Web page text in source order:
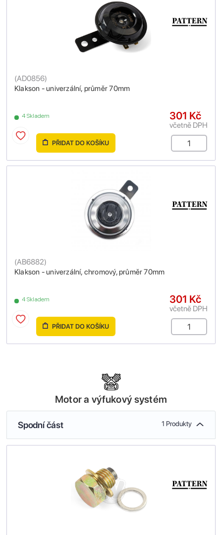
Klakson - univerzální, průměr 70mm
(AD0856)
4 Skladem 301 Kč
včetně DPH
PŘIDAT DO KOŠÍKU
Klakson - univerzální, chromový, průměr 70mm
(AB6882)
4 Skladem 301 Kč
včetně DPH
PŘIDAT DO KOŠÍKU
Motor a výfukový systém
Spodní část 1 Produkty